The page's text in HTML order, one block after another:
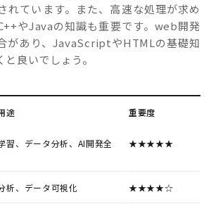
れています。また、高速な処理が求め
やJavaの知識も重要です。web開発
があり、JavaScriptやHTMLの基礎知
良いでしょう。
途 重要度
習、データ分析、AI開発全
★★★★★
析、データ可視化 ★★★★☆